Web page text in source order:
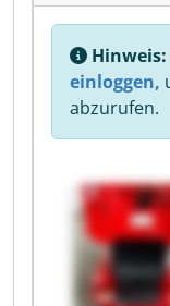
Hinweis:
einloggen,
abzurufen.